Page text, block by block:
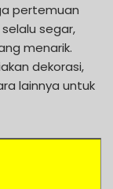
pertemuan
segar,
menarik.
dekorasi,
lainnya untuk